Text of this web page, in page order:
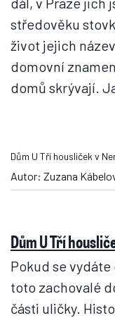
středověku
život jejich
domovní
domů skrývají.
Dům U Tří housliček v
Autor: Zuzana
Dům U Tří
Pokud se
toto zachovalé
části uličky.